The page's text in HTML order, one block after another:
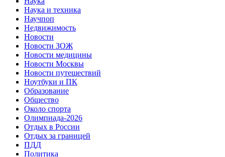
Наука и техника
Научпоп
Недвижимость
Новости
Новости ЗОЖ
Новости медицины
Новости Москвы
Новости путешествий
Ноутбуки и ПК
Образование
Общество
Около спорта
Олимпиада-2026
Отдых в России
Отдых за границей
ПДД
Политика